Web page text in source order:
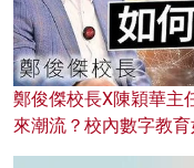
鄭俊傑校長X陳穎華主
來潮流？校內數字教